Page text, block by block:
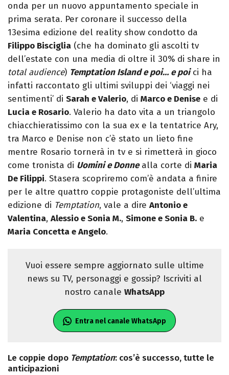
onda per un nuovo appuntamento speciale in
prima serata. Per coronare il successo della
13esima edizione del reality show condotto da
Filippo Bisciglia (che ha dominato gli ascolti tv
dell’estate con una media di oltre il 30% di share in
total audience) Temptation Island e poi… e poici ha
infatti raccontato gli ultimi sviluppi dei ‘viaggi nei
sentimenti’ di Sarah e Valerio, di Marco e Denise e di
Lucia e Rosario. Valerio ha dato vita a un triangolo
chiacchieratissimo con la sua ex e la tentatrice Ary,
tra Marco e Denise non c’è stato un lieto fine
mentre Rosario tornerà in tv e si rimetterà in gioco
come tronista di Uomini e Donnealla corte di Maria
De Filippi. Stasera scopriremo com’è andata a finire
per le altre quattro coppie protagoniste dell’ultima
edizione di Temptation, vale a dire Antonio e
Valentina, Alessio e Sonia M., Simone e Sonia B. e
Maria Concetta e Angelo.
Vuoi essere sempre aggiornato sulle ultime
news su TV, personaggi e gossip? Iscriviti al
nostro canale WhatsApp
Entra nel canale WhatsApp
Le coppie dopo Temptation: cos’è successo, tutte le
anticipazioni